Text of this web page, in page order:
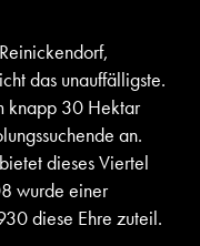
das unauffälligste.
knapp 30 Hektar
an.
dieses Viertel
wurde einer
diese Ehre zuteil.